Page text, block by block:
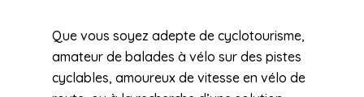
Que vous soyez adepte de cyclotourisme,
amateur de balades à vélo sur des pistes
cyclables, amoureux de vitesse en vélo de